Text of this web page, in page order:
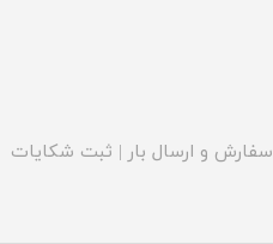
سفارش و ارسال بار | ثبت شکایات